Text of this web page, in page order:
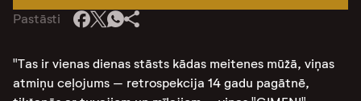
Pastāsti
"Tas ir vienas dienas stāsts kādas meitenes mūžā, viņas
atmiņu ceļojums – retrospekcija 14 gadu pagātnē,